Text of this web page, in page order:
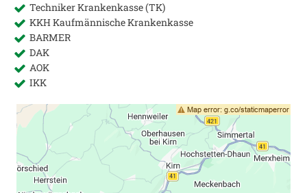
Techniker Krankenkasse (TK)
KKH Kaufmännische Krankenkasse
BARMER
DAK
AOK
IKK